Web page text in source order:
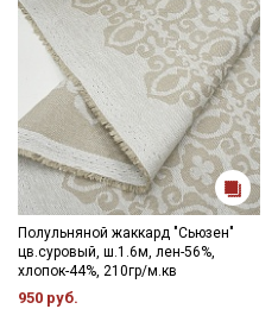
Полульняной жаккард "Сьюзен"
цв.суровый, ш.1.6м, лен-56%,
хлопок-44%, 210гр/м.кв
950 руб.